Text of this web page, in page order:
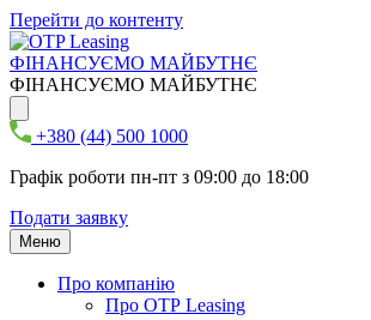
Перейти до контенту
ФІНАНСУЄМО МАЙБУТНЄ
ФІНАНСУЄМО МАЙБУТНЄ
+380 (44) 500 1000
Графік роботи пн-пт з 09:00 до 18:00
Подати заявку
Меню
Про компанію
Про ОТР Leasing